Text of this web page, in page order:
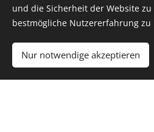
IM
v/Ian
Tranåsvej 22,
Tlf.
Mail:
und die Sicherheit der Website
bestmögliche Nutzererfahrung zu
Nur notwendige akzeptieren